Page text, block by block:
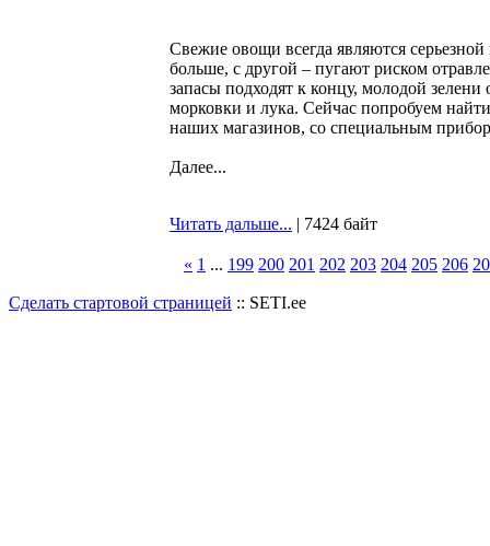
Свежие овощи всегда являются
больше, с другой – пугают риском
запасы подходят к концу, молодой
морковки и лука. Сейчас попробуем
наших магазинов, со специальным
Далее...
Читать дальше... | 7424 байт
« 1 ... 199 200 201 202 203 204 205 206
Сделать стартовой страницей :: SETI.ee